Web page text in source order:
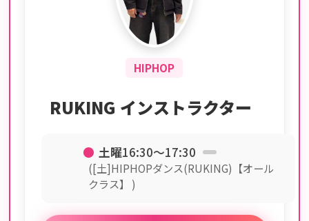
HIPHOP
RUKING インストラクター
● 土曜16:30〜17:30
([土]HIPHOPダンス(RUKING)【オール
クラス】 )